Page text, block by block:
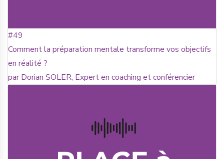
#49
Comment la préparation mentale transforme vos objectifs
en réalité ?
par Dorian SOLER, Expert en coaching et conférencier